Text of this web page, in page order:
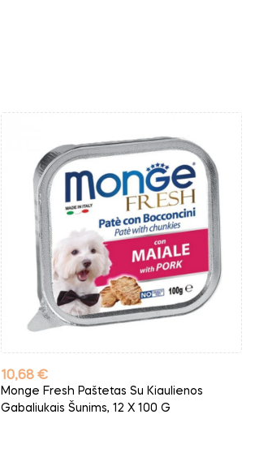
Kaina
10,68 €
Monge Fresh Paštetas Su Kiaulienos
Gabaliukais Šunims, 12 X 100 G